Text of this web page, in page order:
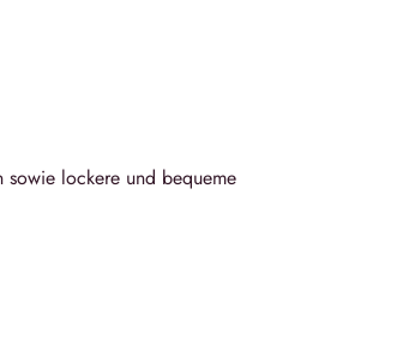
lockere und bequeme